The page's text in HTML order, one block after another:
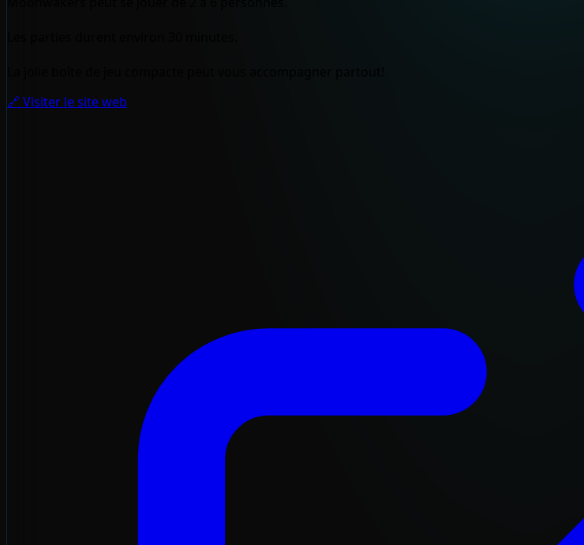
🔗 Visiter le site web